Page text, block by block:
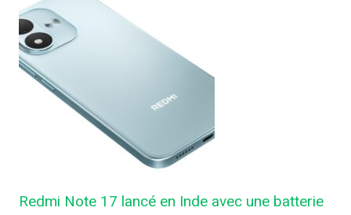
Redmi Note 17 lancé en Inde avec une batterie